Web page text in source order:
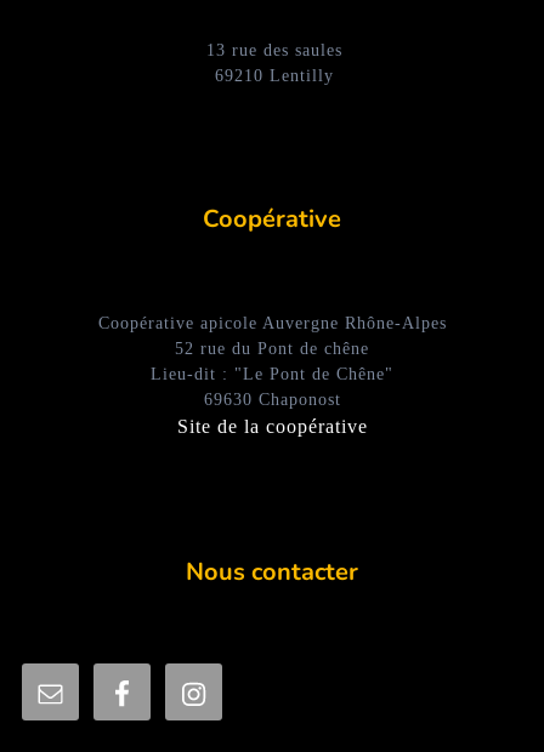
13 rue des saules
69210 Lentilly
Coopérative
Coopérative apicole Auvergne Rhône-Alpes
52 rue du Pont de chêne
Lieu-dit : "Le Pont de Chêne"
69630 Chaponost
Site de la coopérative
Nous contacter